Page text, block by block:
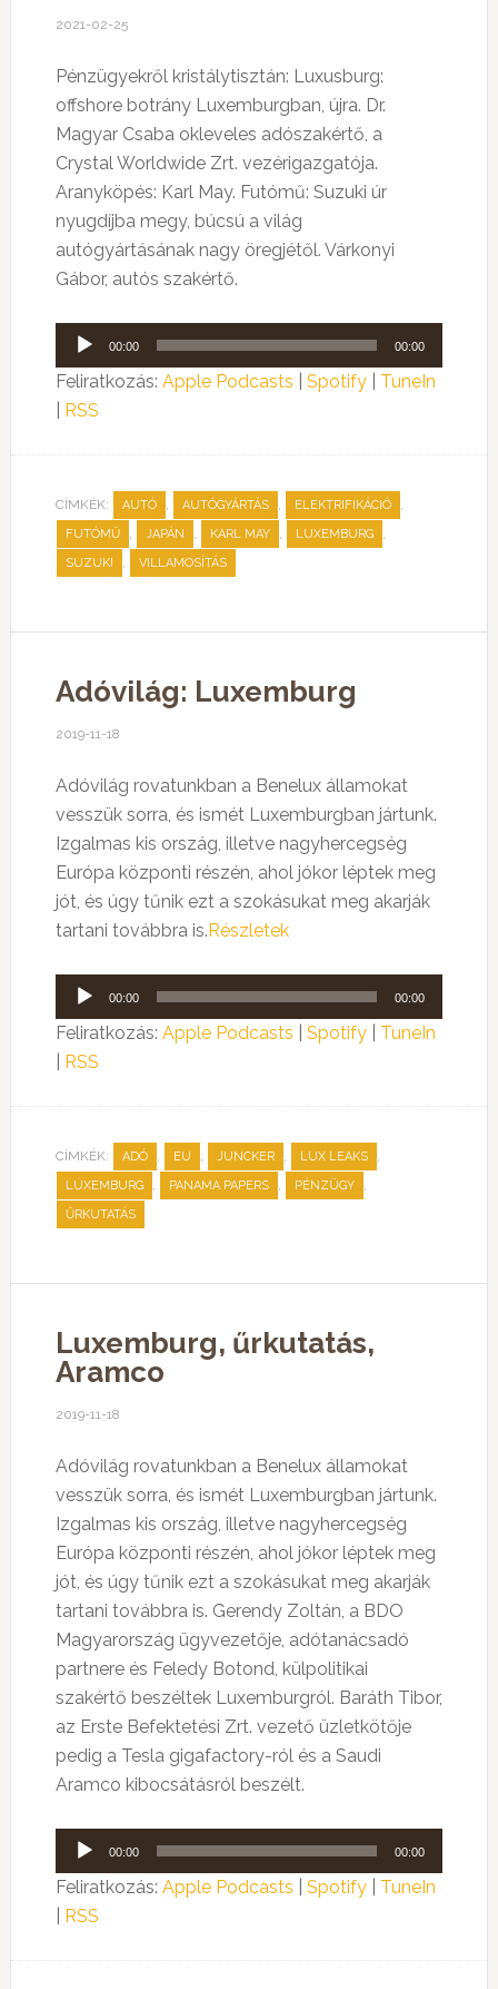
2021-02-25
Pénzügyekről kristálytisztán: Luxusburg:
offshore botrány Luxemburgban, újra. Dr.
Magyar Csaba okleveles adószakértő, a
Crystal Worldwide Zrt. vezérigazgatója.
Aranyköpés: Karl May. Futómű: Suzuki úr
nyugdíjba megy, búcsú a világ
autógyártásának nagy öregjétől. Várkonyi
Gábor, autós szakértő.
Audió
lejátszó
00:00 00:00
Feliratkozás: Apple Podcasts Spotify| TuneIn
RSS
CÍMKÉK: AUTÓ , AUTÓGYÁRTÁS , ELEKTRIFIKÁCIÓ ,
FUTÓMŰ , JAPÁN , KARL MAY , LUXEMBURG ,
SUZUKI , VILLAMOSÍTÁS
Adóvilág: Luxemburg
2019-11-18
Adóvilág rovatunkban a Benelux államokat
vesszük sorra, és ismét Luxemburgban jártunk.
Izgalmas kis ország, illetve nagyhercegség
Európa központi részén, ahol jókor léptek meg
jót, és úgy tűnik ezt a szokásukat meg akarják
tartani továbbra is.Részletek
Audió
lejátszó
00:00 00:00
Feliratkozás: Apple Podcasts Spotify| TuneIn
RSS
CÍMKÉK: ADÓ , EU , JUNCKER , LUX LEAKS ,
LUXEMBURG , PANAMA PAPERS , PÉNZÜGY ,
ŰRKUTATÁS
Luxemburg, űrkutatás,
Aramco
2019-11-18
Adóvilág rovatunkban a Benelux államokat
vesszük sorra, és ismét Luxemburgban jártunk.
Izgalmas kis ország, illetve nagyhercegség
Európa központi részén, ahol jókor léptek meg
jót, és úgy tűnik ezt a szokásukat meg akarják
tartani továbbra is. Gerendy Zoltán, a BDO
Magyarország ügyvezetője, adótanácsadó
partnere és Feledy Botond, külpolitikai
szakértő beszéltek Luxemburgról. Baráth Tibor,
az Erste Befektetési Zrt. vezető üzletkötője
pedig a Tesla gigafactory-ról és a Saudi
Aramco kibocsátásról beszélt.
Audió
lejátszó
00:00 00:00
Feliratkozás: Apple Podcasts Spotify| TuneIn
RSS